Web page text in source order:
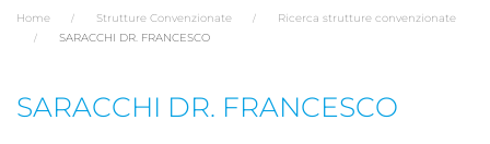
Home Strutture Convenzionate
Ricerca strutture convenzionate
SARACCHI DR. FRANCESCO
SARACCHI DR. FRANCESCO